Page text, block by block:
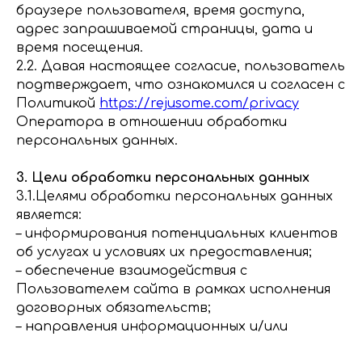
браузере пользователя, время доступа,
адрес запрашиваемой страницы, дата и
время посещения.
2.2. Давая настоящее согласие, пользователь
подтверждает, что ознакомился и согласен с
Политикой https://rejusome.com/privacy
Оператора в отношении обработки
персональных данных.
3. Цели обработки персональных данных
3.1.Целями обработки персональных данных
является:
– информирования потенциальных клиентов
об услугах и условиях их предоставления;
– обеспечение взаимодействия с
Пользователем сайта в рамках исполнения
договорных обязательств;
– направления информационных и/или